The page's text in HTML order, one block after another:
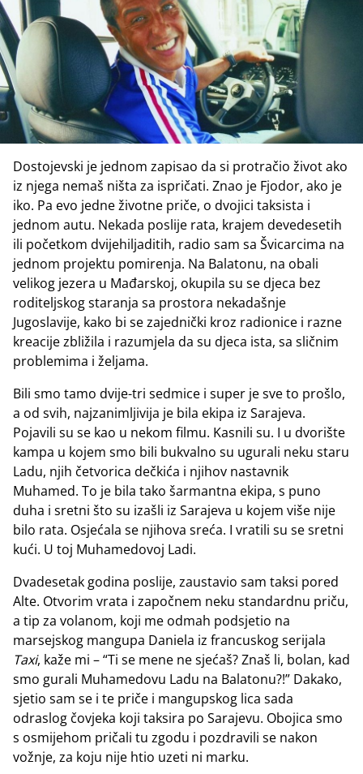
Dostojevski je jednom zapisao da si protračio život ako
iz njega nemaš ništa za ispričati. Znao je Fjodor, ako je
iko. Pa evo jedne životne priče, o dvojici taksista i
jednom autu. Nekada poslije rata, krajem devedesetih
ili početkom dvijehiljaditih, radio sam sa Švicarcima na
jednom projektu pomirenja. Na Balatonu, na obali
velikog jezera u Mađarskoj, okupila su se djeca bez
roditeljskog staranja sa prostora nekadašnje
Jugoslavije, kako bi se zajednički kroz radionice i razne
kreacije zbližila i razumjela da su djeca ista, sa sličnim
problemima i željama.
Bili smo tamo dvije-tri sedmice i super je sve to prošlo,
a od svih, najzanimljivija je bila ekipa iz Sarajeva.
Pojavili su se kao u nekom filmu. Kasnili su. I u dvorište
kampa u kojem smo bili bukvalno su ugurali neku staru
Ladu, njih četvorica dečkića i njihov nastavnik
Muhamed. To je bila tako šarmantna ekipa, s puno
duha i sretni što su izašli iz Sarajeva u kojem više nije
bilo rata. Osjećala se njihova sreća. I vratili su se sretni
kući. U toj Muhamedovoj Ladi.
Dvadesetak godina poslije, zaustavio sam taksi pored
Alte. Otvorim vrata i započnem neku standardnu priču,
a tip za volanom, koji me odmah podsjetio na
marsejskog mangupa Daniela iz francuskog serijala
Taxi, kaže mi – “Ti se mene ne sjećaš? Znaš li, bolan, kad
smo gurali Muhamedovu Ladu na Balatonu?!” Dakako,
sjetio sam se i te priče i mangupskog lica sada
odraslog čovjeka koji taksira po Sarajevu. Obojica smo
s osmijehom pričali tu zgodu i pozdravili se nakon
vožnje, za koju nije htio uzeti ni marku.